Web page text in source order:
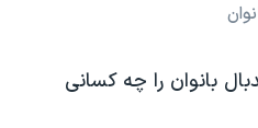
بانوان را چه کسانی